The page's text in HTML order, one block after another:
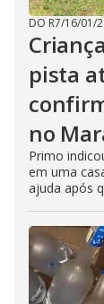
DO R7/16/01/
pista
no
Primo
em uma
ajuda após